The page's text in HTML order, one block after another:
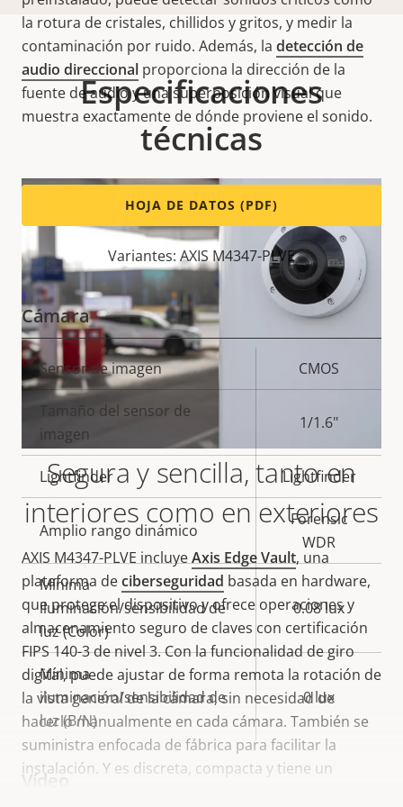
la rotura de cristales, chillidos y gritos, y medir la
contaminación por ruido. Además, la detección de
audio direccional proporciona la dirección de la
fuente de audio y una superposición visual que
muestra exactamente de dónde proviene el sonido.
Segura y sencilla, tanto en
interiores como en exteriores
AXIS M4347-PLVE incluyeAxis Edge Vault, una
plataforma deciberseguridad basada en hardware,
que protege el dispositivo y ofrece operaciones y
almacenamiento seguro de claves con certificación
FIPS 140-3 de nivel 3. Con la funcionalidad de giro
digital, puede ajustar de forma remota la rotación de
la vista general de la cámara, sin necesidad de
hacerlo manualmente en cada cámara. También se
suministra enfocada de fábrica para facilitar la
instalación. Y es discreta, compacta y tiene un
Especificaciones
técnicas
HOJA DE DATOS (PDF)
Variantes: AXIS M4347-PLVE
Cámara
Descripción
de
propiedad
Valor de
propiedad
Sensor de imagen CMOS
Tamaño del sensor de
imagen
1/1.6"
Lightfinder Lightfinder
Amplio rango dinámico
Forensic
WDR
Mínima
iluminación/sensibilidad de
luz (Color)
0.08 lux
Mínima
iluminación/sensibilidad de
luz (B/N)
0 lux
Vídeo